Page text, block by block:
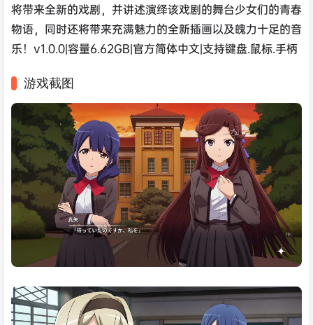
将带来全新的戏剧，并讲述演绎该戏剧的舞台少女们的青春
物语，同时还将带来充满魅力的全新插画以及魄力十足的音
乐！v1.0.0|容量6.62GB|官方简体中文|支持键盘.鼠标.手柄
游戏截图